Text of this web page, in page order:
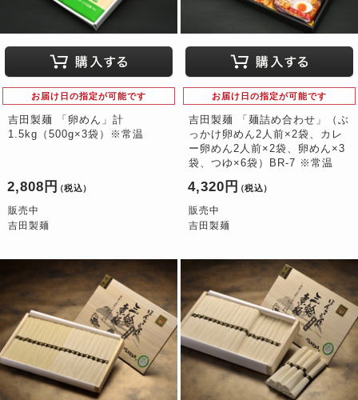
お届け日の指定が可能です
吉田製麺 「卵めん」計
1.5kg（500g×3袋）※常温
2,808円 （税込）
販売中
吉田製麺
お届け日の指定が可能です
吉田製麺 「麺詰め合わせ」（ぶ
っかけ卵めん2人前×2袋、カレ
ー卵めん2人前×2袋、卵めん×3
袋、つゆ×6袋）BR-7 ※常温
4,320円 （税込）
販売中
吉田製麺